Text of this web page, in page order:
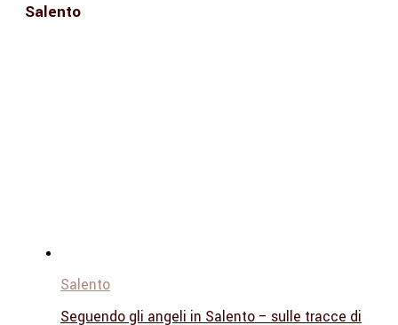
Salento
Salento
Seguendo gli angeli in Salento – sulle tracce di